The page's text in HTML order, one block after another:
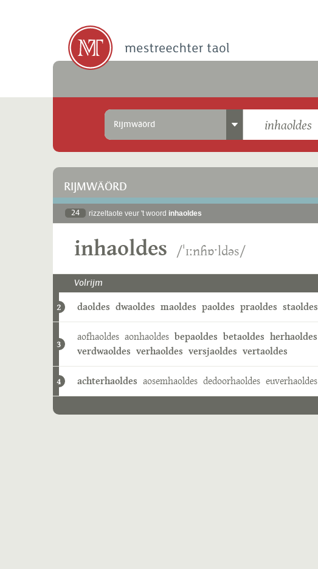
Rijmwäörd
RIJMWÄÖRD
24 rizzeltaote veur 't woord inhaoldes
inhaoldes /ˈɪːnɦɒˑldəs/
Volrijm
2 daoldes dwaoldes maoldes paoldes praoldes staoldes
3
aofhaoldes aonhaoldes bepaoldes betaoldes herhaoldes
verdwaoldes verhaoldes versjaoldes vertaoldes
4 achterhaoldes aosemhaoldes dedoorhaoldes euverhaoldes